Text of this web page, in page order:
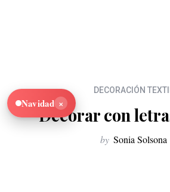
DECORACIÓN
Decorar con
by Sonia Solsona
Navidad ×